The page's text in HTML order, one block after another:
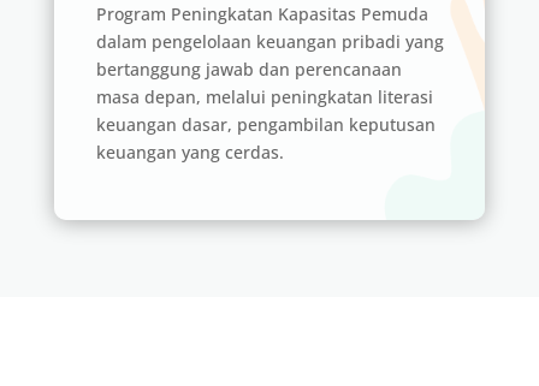
Program Peningkatan Kapasitas Pemuda
dalam pengelolaan keuangan pribadi yang
bertanggung jawab dan perencanaan
masa depan, melalui peningkatan literasi
keuangan dasar, pengambilan keputusan
keuangan yang cerdas.